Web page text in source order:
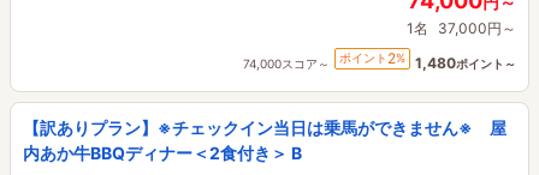
1名 37,000円～
74,000スコア～ ポイント 2% 1,480ポイント～
【訳ありプラン】※チェックイン当日は乗馬ができません※ 屋
内あか牛BBQディナー＜2食付き＞ B